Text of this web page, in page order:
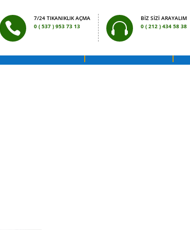

7/24 TIKANIKLIK AÇMA
0 ( 537 ) 953 73 13

BIZ SIZI ARAYALIM
0 ( 212 ) 434 58 38
pimaş açma. Pimaş tıkanıklığı açma için
tıkanıklıklarını kırmadan açıyoruz. Kimyasal